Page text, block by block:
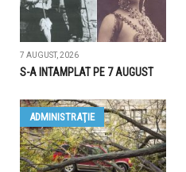
7 AUGUST, 2026
S-A INTAMPLAT PE 7 AUGUST
ADMINISTRAŢIE